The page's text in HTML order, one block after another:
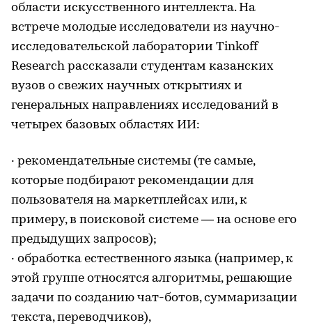
области искусственного интеллекта. На
встрече молодые исследователи из научно-
исследовательской лаборатории Tinkoff
Research рассказали студентам казанских
вузов о свежих научных открытиях и
генеральных направлениях исследований в
четырех базовых областях ИИ:
· рекомендательные системы (те самые,
которые подбирают рекомендации для
пользователя на маркетплейсах или, к
примеру, в поисковой системе — на основе его
предыдущих запросов);
· обработка естественного языка (например, к
этой группе относятся алгоритмы, решающие
задачи по созданию чат-ботов, суммаризации
текста, переводчиков),